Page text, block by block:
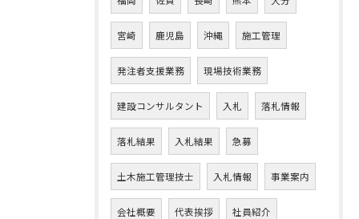
宮崎 鹿児島 沖縄 施工管理
発注者支援業務 現場技術業務
建設コンサルタント 入札 落札情報
落札結果 入札結果 急募
土木施工管理技士 入札情報 事業案内
会社概要 代表挨拶 社員紹介